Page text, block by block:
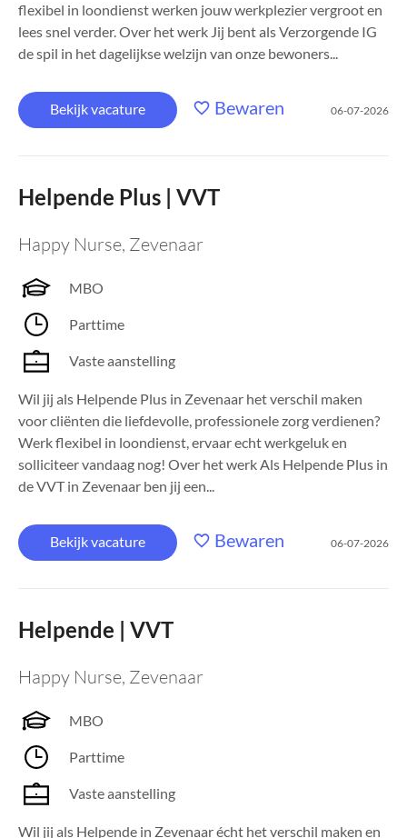
flexibel in loondienst werken jouw werkplezier vergroot en
lees snel verder. Over het werk Jij bent als Verzorgende IG
de spil in het dagelijkse welzijn van onze bewoners...
Bekijk vacature Bewaren 06-07-2026
Helpende Plus | VVT
Happy Nurse, Zevenaar
MBO
Parttime
Vaste aanstelling
Wil jij als Helpende Plus in Zevenaar het verschil maken
voor cliënten die liefdevolle, professionele zorg verdienen?
Werk flexibel in loondienst, ervaar echt werkgeluk en
solliciteer vandaag nog! Over het werk Als Helpende Plus in
de VVT in Zevenaar ben jij een...
Bekijk vacature Bewaren 06-07-2026
Helpende | VVT
Happy Nurse, Zevenaar
MBO
Parttime
Vaste aanstelling
Wil jij als Helpende in Zevenaar écht het verschil maken en